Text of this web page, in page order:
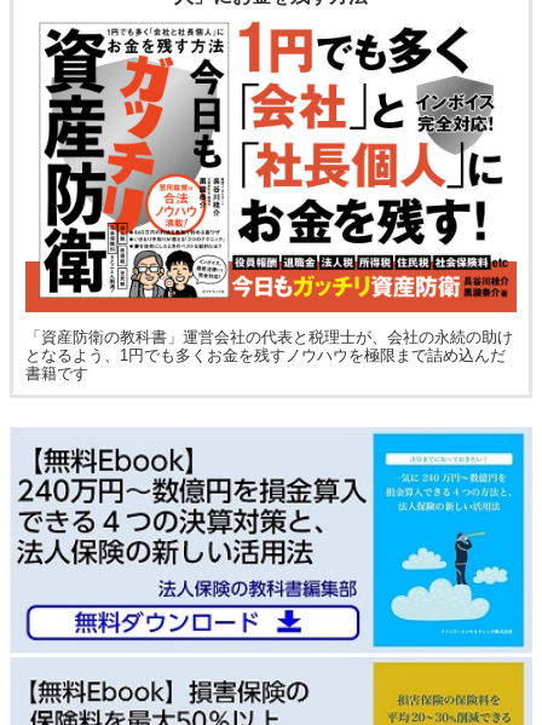
「資産防衛の教科書」運営会社の代表と税理士が、会社の永続の助け
となるよう、1円でも多くお金を残すノウハウを極限まで詰め込んだ
書籍です